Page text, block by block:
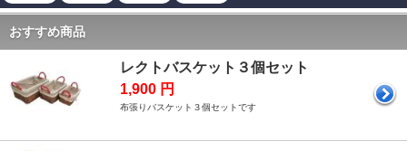
おすすめ商品
レクトバスケット３個セット
1,900 円
布張りバスケット３個セットです